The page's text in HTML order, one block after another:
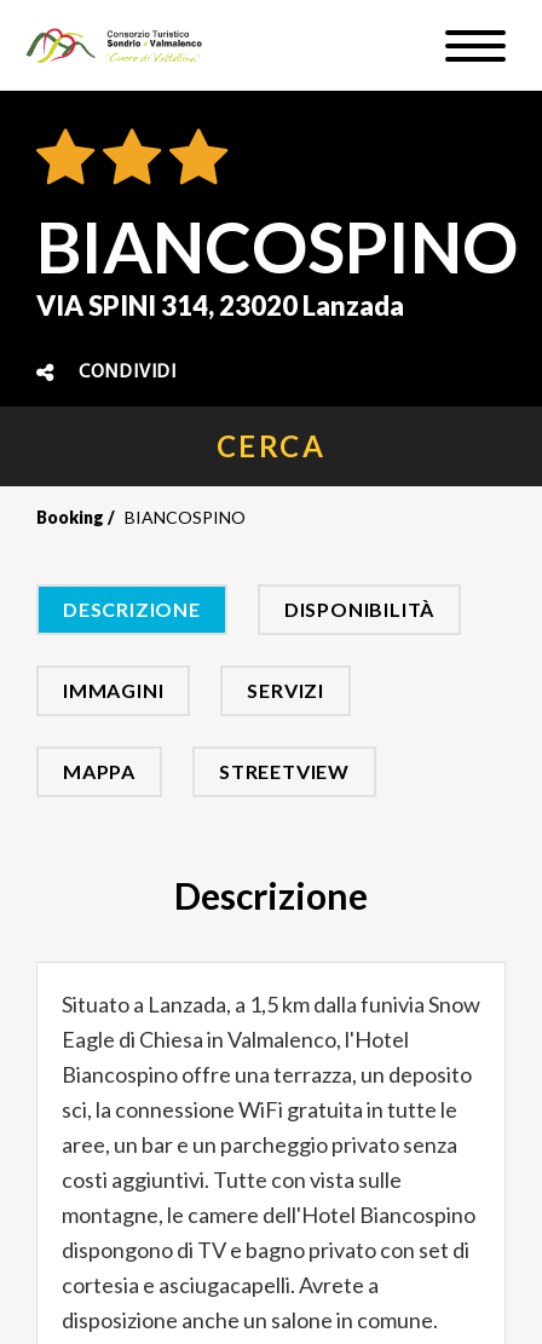
contenuto
principale
Toggle
WEBCAM & METEO
ISCRIVITI
IT
#InLOMBARDIA
BIANCOSPINO
VIA SPINI 314, 23020 Lanzada
CONDIVIDI
CERCA
Booking BIANCOSPINO
DESCRIZIONE DISPONIBILITÀ
IMMAGINI SERVIZI
MAPPA STREETVIEW
Descrizione
Situato a Lanzada, a 1,5 km dalla funivia Snow
Eagle di Chiesa in Valmalenco, l'Hotel
Biancospino offre una terrazza, un deposito
sci, la connessione WiFi gratuita in tutte le
aree, un bar e un parcheggio privato senza
costi aggiuntivi. Tutte con vista sulle
montagne, le camere dell'Hotel Biancospino
dispongono di TV e bagno privato con set di
cortesia e asciugacapelli. Avrete a
disposizione anche un salone in comune.